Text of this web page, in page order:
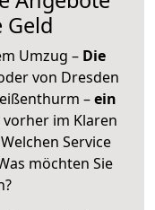
Geld
Umzug – Die
von Dresden
–ein
im Klaren
Service
möchten Sie